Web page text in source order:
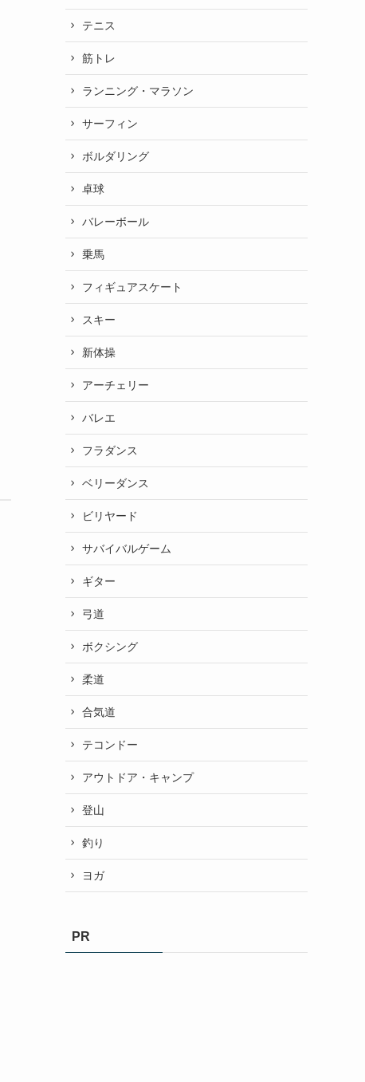
テニス
筋トレ
ランニング・マラソン
サーフィン
ボルダリング
卓球
バレーボール
乗馬
フィギュアスケート
スキー
新体操
アーチェリー
バレエ
フラダンス
ベリーダンス
ビリヤード
サバイバルゲーム
ギター
弓道
ボクシング
柔道
合気道
テコンドー
アウトドア・キャンプ
登山
釣り
ヨガ
PR